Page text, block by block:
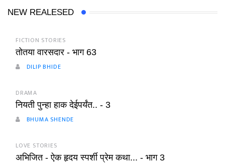
NEW REALESED
FICTION STORIES
तोतया वारसदार - भाग 63
DILIP BHIDE
DRAMA
नियती पुन्हा हाक देईपर्यंत.. - 3
BHUMA SHENDE
LOVE STORIES
अभिजित - ऐक हृदय स्पर्शी प्रेम कथा... - भाग 3